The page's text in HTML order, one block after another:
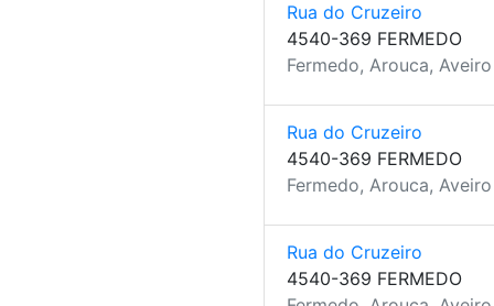
Rua do Cruzeiro
4540-369 FERMEDO
Fermedo, Arouca, Aveiro
Rua do Cruzeiro
4540-369 FERMEDO
Fermedo, Arouca, Aveiro
Rua do Cruzeiro
4540-369 FERMEDO